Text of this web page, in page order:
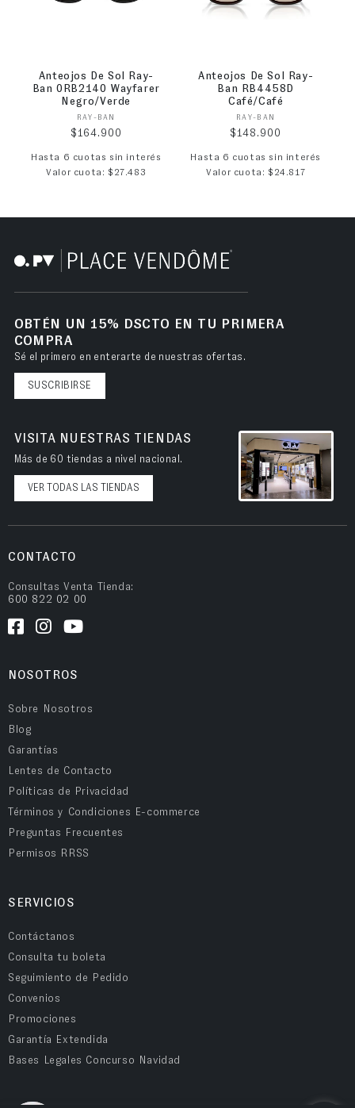
Anteojos De Sol Ray-
Ban 0RB2140 Wayfarer
Negro/Verde
Proveedor:
RAY-BAN
Precio habitual
$164.900
Hasta 6 cuotas sin interés
Valor cuota: $27.483
Anteojos De Sol Ray-
Ban RB4458D
Café/Café
Proveedor:
RAY-BAN
Precio habitual
$148.900
Hasta 6 cuotas sin interés
Valor cuota: $24.817
OBTÉN UN 15% DSCTO EN TU PRIMERA
COMPRA
Sé el primero en enterarte de nuestras ofertas.
SUSCRIBIRSE
VISITA NUESTRAS TIENDAS
Más de 60 tiendas a nivel nacional.
VER TODAS LAS TIENDAS
CONTACTO
Consultas Venta Tienda:
600 822 02 00
NOSOTROS
Sobre Nosotros
Blog
Garantías
Lentes de Contacto
Políticas de Privacidad
Términos y Condiciones E-commerce
Preguntas Frecuentes
Permisos RRSS
SERVICIOS
Contáctanos
Consulta tu boleta
Seguimiento de Pedido
Convenios
Promociones
Garantía Extendida
Bases Legales Concurso Navidad